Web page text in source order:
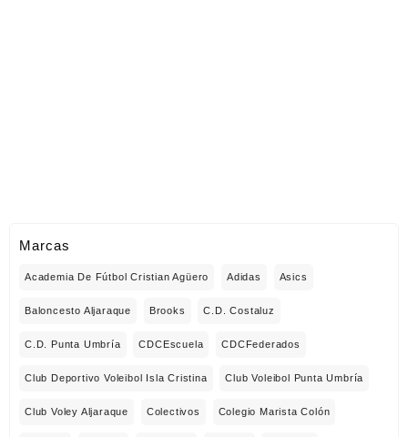
Marcas
Academia De Fútbol Cristian Agüero Adidas Asics
Baloncesto Aljaraque Brooks C.D. Costaluz
C.D. Punta Umbría CDCEscuela CDCFederados
Club Deportivo Voleibol Isla Cristina Club Voleibol Punta Umbría
Club Voley Aljaraque Colectivos Colegio Marista Colón